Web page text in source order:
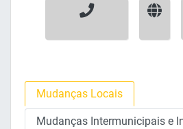
Mudanças Locais
Mudanças Intermunicipais e